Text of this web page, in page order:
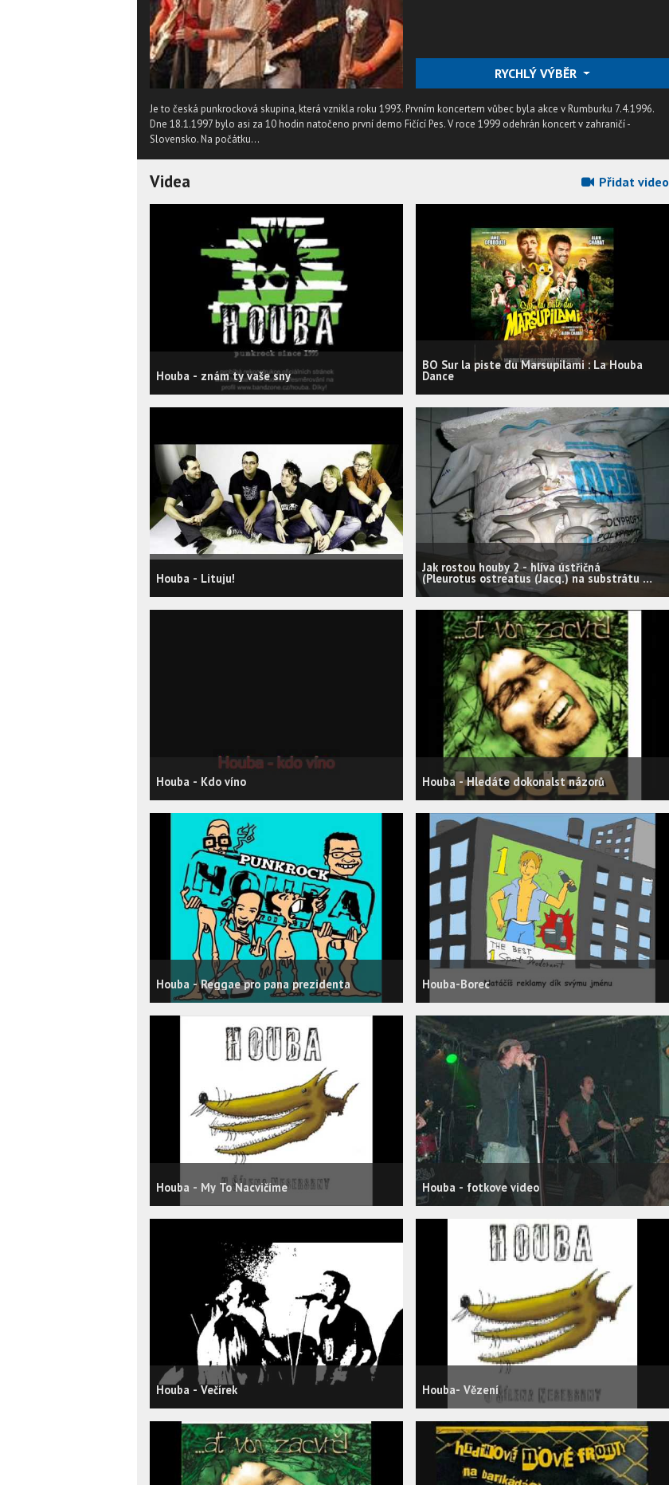
RYCHLÝ VÝBĚR
Je to česká punkrocková skupina, která vznikla roku 1993. Prvním koncertem vůbec byla akce v Rumburku 7.4.1996.
Dne 18.1.1997 bylo asi za 10 hodin natočeno první demo Fičící Pes. V roce 1999 odehrán koncert v zahraničí -
Slovensko. Na počátku...
Videa Přidat video
Houba - znám ty vaše sny
BO Sur la piste du Marsupilami : La Houba
Dance
Houba - Lituju!
Jak rostou houby 2 - hlíva ústřičná
(Pleurotus ostreatus (Jacq.) na substrátu -
slámě
Houba - Kdo víno Houba - Hledáte dokonalst názorů
Houba - Reggae pro pana prezidenta Houba-Borec
Houba - My To Nacvičíme Houba - fotkove video
Houba - Večírek Houba- Vězení